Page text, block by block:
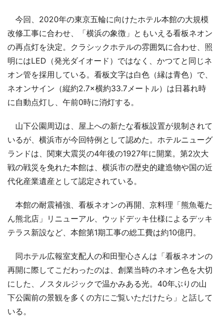
今回、2020年の東京五輪に向けたホテル本館の大規模
改修工事に合わせ、「横浜の象徴」ともいえる看板ネオン
の再点灯を決定。クラシックホテルの雰囲気に合わせ、照
明にはLED（発光ダイオード）ではなく、かつてと同じネ
オン管を採用している。看板文字は白色（縁は青色）で、
ネオンサイン（縦約2.7×横約33.7メートル）は日暮れ時
に自動点灯し、午前0時に消灯する。
山下公園周辺は、屋上への新たな看板設置が規制されて
いるが、横浜市が今回特例として認めた。ホテルニューグ
ランドは、関東大震災の4年後の1927年に開業。第2次大
戦の戦災を免れた本館は、横浜市の歴史的建造物や国の近
代化産業遺産として認定されている。
本館の耐震補強、看板ネオンの再開、京料理「熊魚菴た
ん熊北店」リニューアル、ウッドデッキ仕様によるデッキ
テラス新設など、本館第1期工事の総工費は約10億円。
同ホテル広報室支配人の和田聖心さんは「看板ネオンの
再開に際してこだわったのは、創業当時のネオン色を大切
にした、ノスタルジックで温かみある光。40年ぶりの山
下公園前の景観を多くの方にご覧いただけたら」と話して
いる。